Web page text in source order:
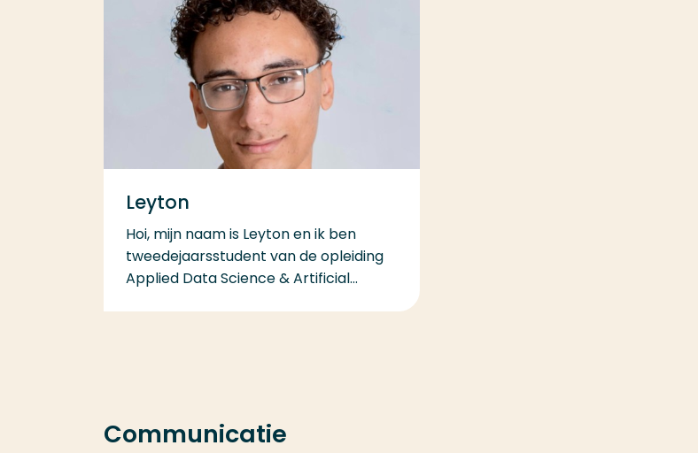
Leyton
Hoi, mijn naam is Leyton en ik ben
tweedejaarsstudent van de opleiding
Applied Data Science & Artificial...
Communicatie